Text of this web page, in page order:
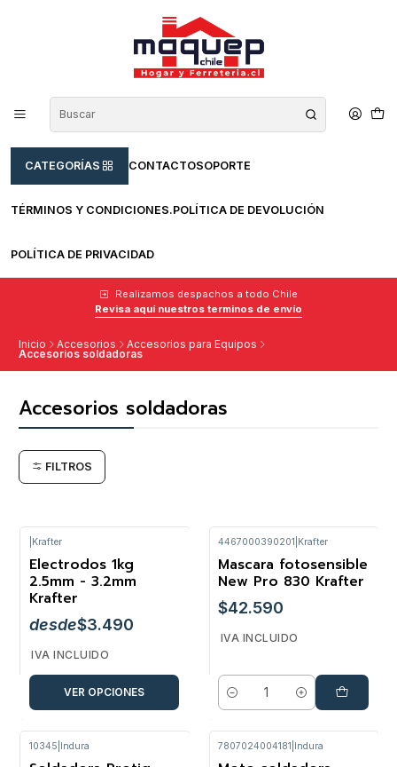
CATEGORÍAS CONTACTOSOPORTE
TÉRMINOS Y CONDICIONES.POLÍTICA DE DEVOLUCIÓN
POLÍTICA DE PRIVACIDAD
Realizamos despachos a todo Chile
Revisa aquí nuestros terminos de envío
Inicio Accesorios Accesorios para Equipos
Accesorios soldadoras
Accesorios soldadoras
FILTROS
Krafter
Electrodos 1kg
2.5mm - 3.2mm
Krafter
desde$3.490
IVA INCLUIDO
VER OPCIONES
4467000390201 Krafter
Mascara fotosensible
New Pro 830 Krafter
$42.590
IVA INCLUIDO
Cantidad
10345 Indura 7807024004181 Indura